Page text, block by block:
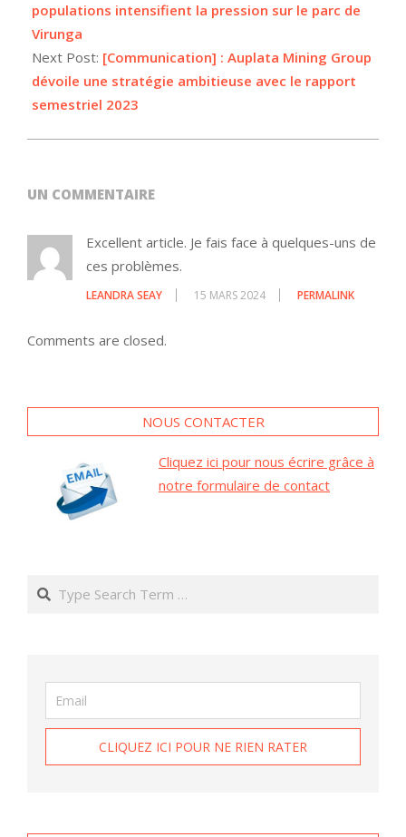
populations intensifient la pression sur le parc de
Virunga
Next Post: [Communication] : Auplata Mining Group
dévoile une stratégie ambitieuse avec le rapport
semestriel 2023
UN COMMENTAIRE
Excellent article. Je fais face à quelques-uns de
ces problèmes.
LEANDRA SEAY 15 MARS 2024 PERMALINK
Comments are closed.
NOUS CONTACTER
Cliquez ici pour nous écrire grâce à
notre formulaire de contact
Search